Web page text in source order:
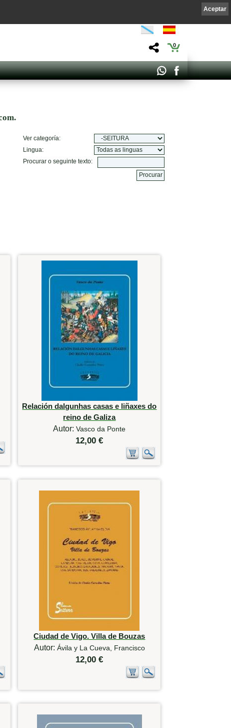
0
Ver categoría:
Lingua:
Procurar o seguinte texto:
Relación dalgunhas casas e liñaxes do
reino de Galiza
Autor:Vasco da Ponte
12,00 €
Ciudad de Vigo. Villa de Bouzas
Autor: Ávila y La Cueva, Francisco
12,00 €
Aceptar